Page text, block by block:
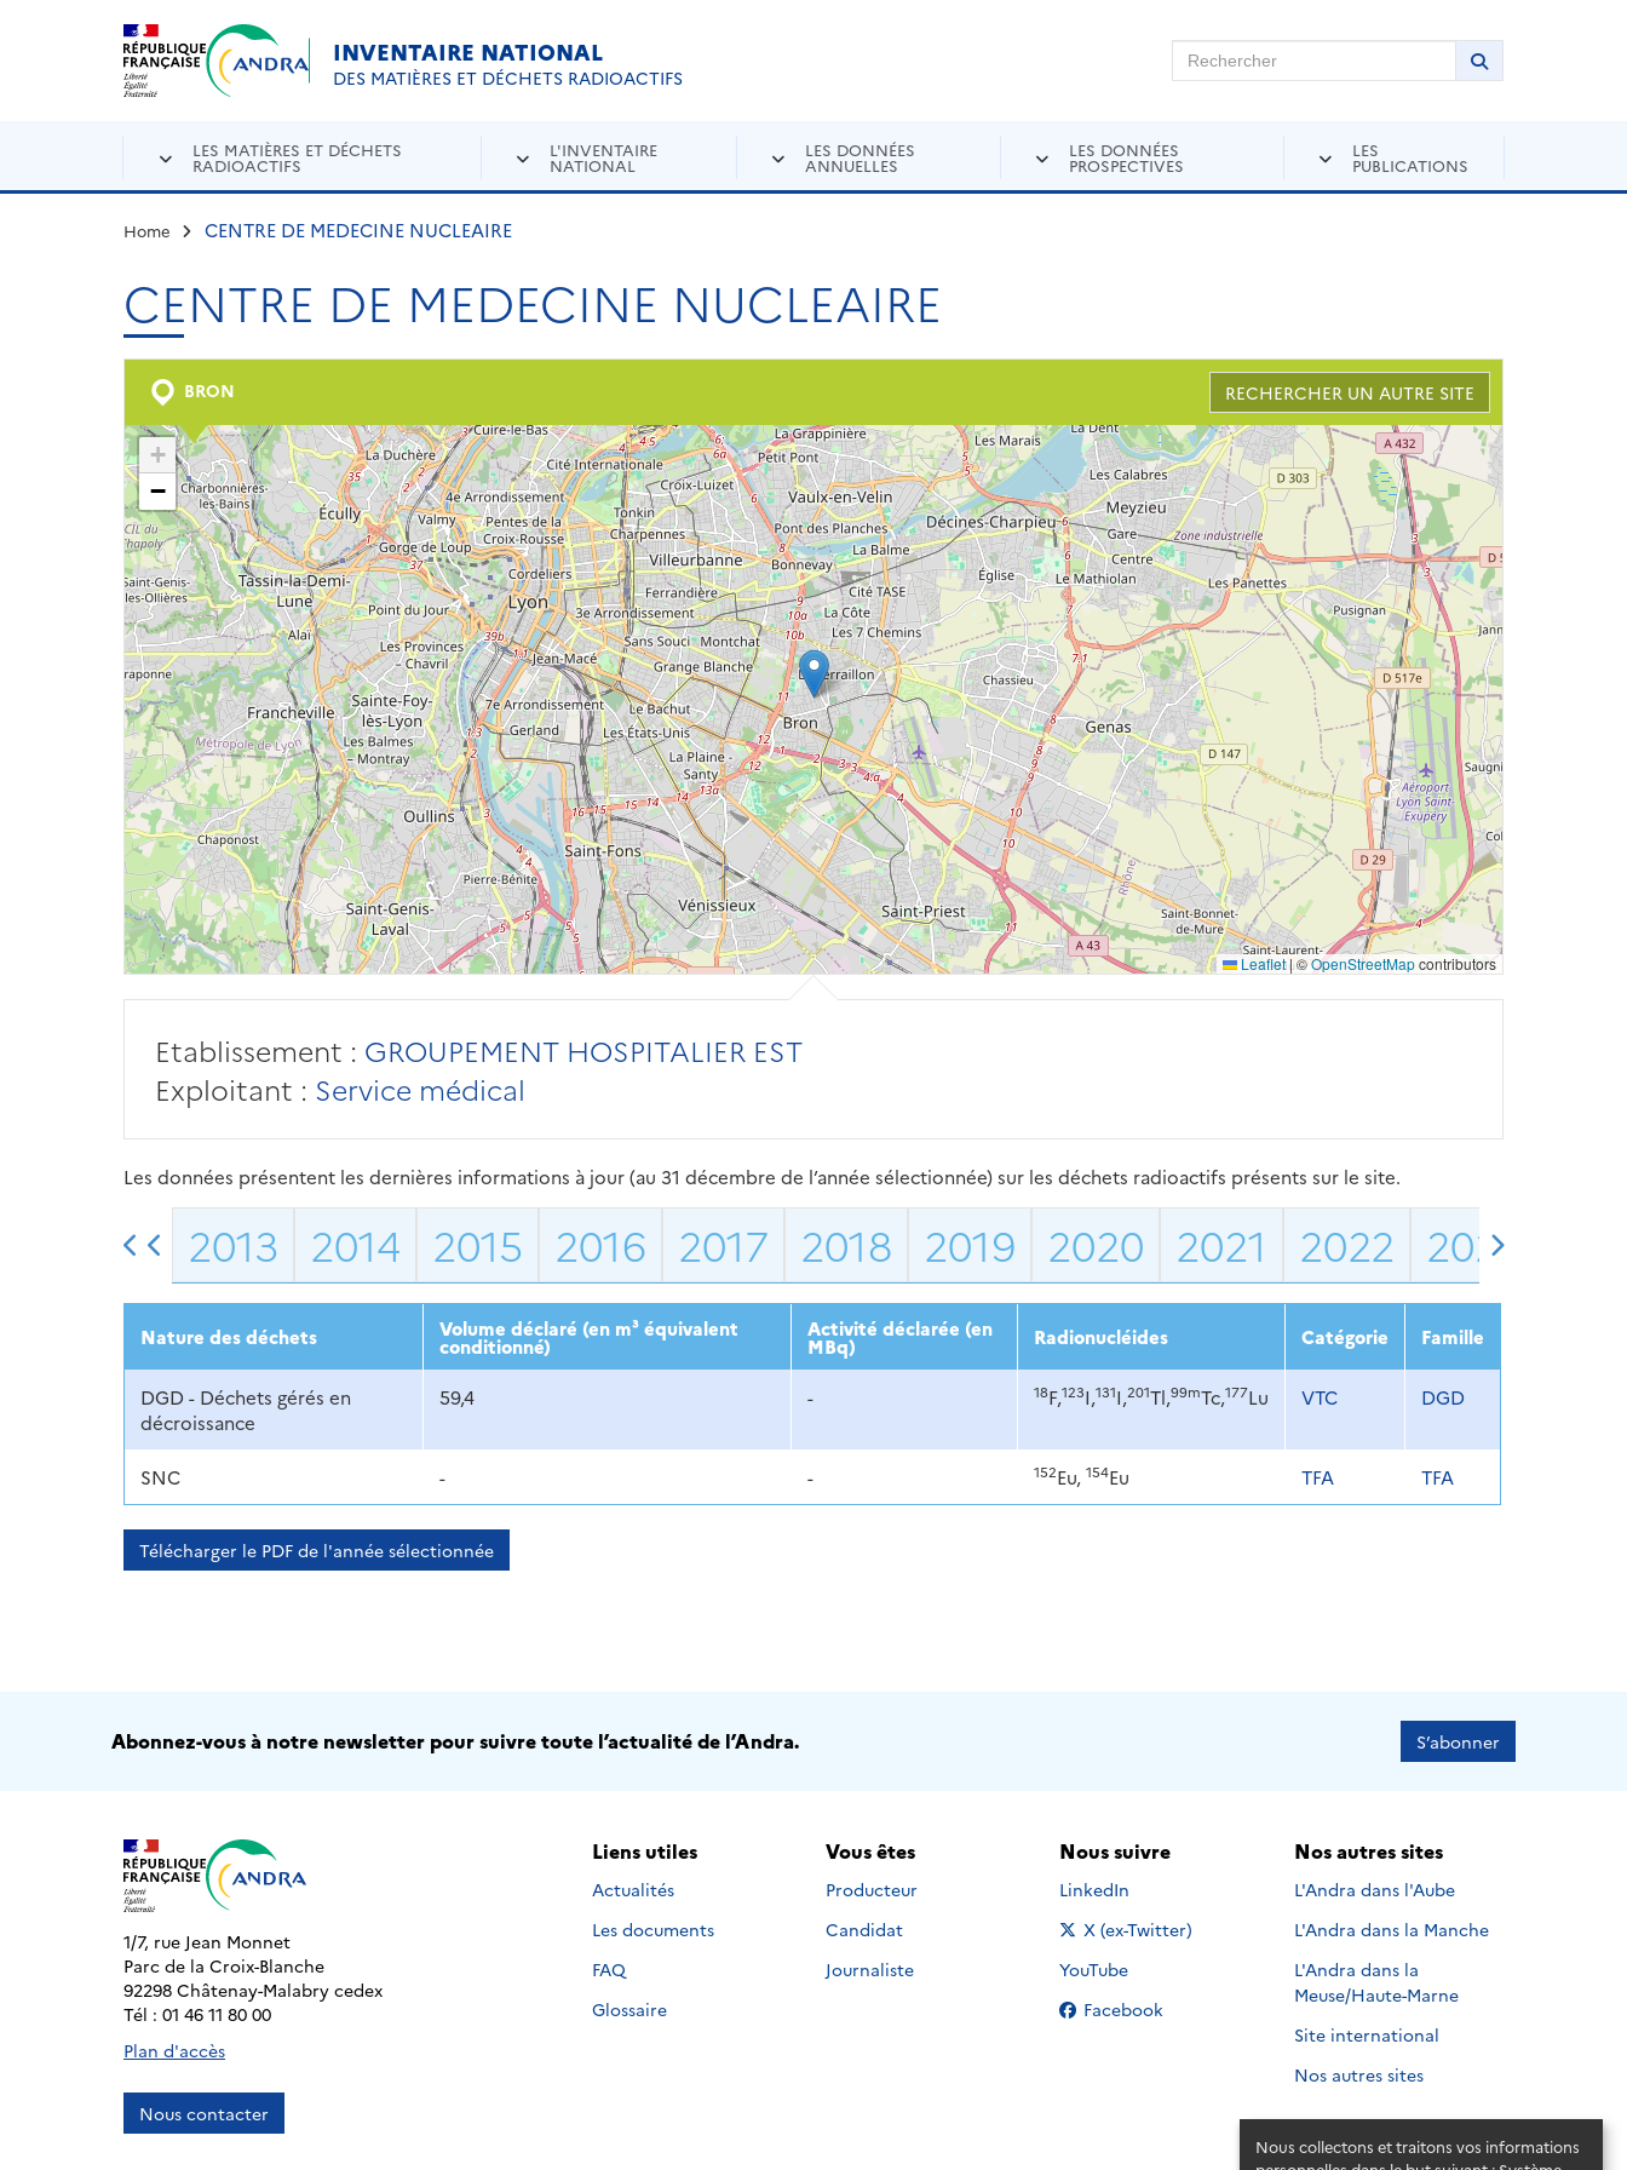
Nous collectons et traitons vos informations
Aller au contenu principal
INVENTAIRE NATIONAL
DES MATIÈRES ET DÉCHETS RADIOACTIFS
Rechercher sur Andra Inventaire Rechercher
Lancer la
LES MATIÈRES ET DÉCHETS
RADIOACTIFS
L'INVENTAIRE
NATIONAL
LES DONNÉES
ANNUELLES
LES DONNÉES
PROSPECTIVES
LES
PUBLICATIONS
Home CENTRE DE MEDECINE NUCLEAIRE
CENTRE DE MEDECINE NUCLEAIRE
BRON RECHERCHER UN AUTRE SITE
+
−
Leaflet|©OpenStreetMapcontributors
Etablissement : GROUPEMENT HOSPITALIER EST
Exploitant : Service médical
Les données présentent les dernières informations à jour (au 31 décembre de l’année sélectionnée) sur les déchets radioactifs présents sur le site.
2013 2014 2015 2016 2017 2018 2019 2020 2021 2022 2023
Nature des déchets Volume déclaré (en m³ équivalent
conditionné)
Activité déclarée (en
MBq) Radionucléides Catégorie Famille
DGD - Déchets gérés en
décroissance
59,4 - 18F,123I,131I,201Tl,99mTc,177Lu VTC DGD
SNC - - 152Eu, 154Eu TFA TFA
Télécharger le PDF de l'année sélectionnée
Abonnez-vous à notre newsletter pour suivre toute l’actualité de l’Andra. S’abonner
1/7, rue Jean Monnet
Parc de la Croix-Blanche
92298 Châtenay-Malabry cedex
Tél : 01 46 11 80 00
Plan d'accès
Nous contacter
Liens utiles
Actualités
Les documents
FAQ
Glossaire
Vous êtes
Producteur
Candidat
Journaliste
Nous suivre
Nous suivre sur
LinkedIn
Nous suivre sur
X (ex-Twitter)
Nous suivre sur
YouTube
Nous suivre sur
Facebook
Nos autres sites
L'Andra dans l'Aube
L'Andra dans la Manche
L'Andra dans la
Meuse/Haute-Marne
Site international
Nos autres sites